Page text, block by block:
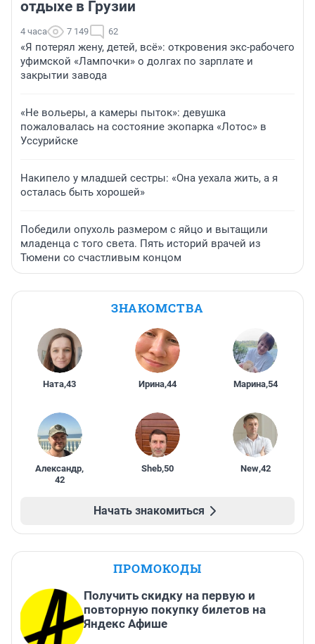
отдыхе в Грузии
4 часа 7 149 62
«Я потерял жену, детей, всё»: откровения экс-рабочего
уфимской «Лампочки» о долгах по зарплате и
закрытии завода
«Не вольеры, а камеры пыток»: девушка
пожаловалась на состояние экопарка «Лотос» в
Уссурийске
Накипело у младшей сестры: «Она уехала жить, а я
осталась быть хорошей»
Победили опухоль размером с яйцо и вытащили
младенца с того света. Пять историй врачей из
Тюмени со счастливым концом
ЗНАКОМСТВА
Ната,43 Ирина,44 Марина,54
Александр,
42
Sheb,50 New,42
Начать знакомиться
ПРОМОКОДЫ
Получить скидку на первую и
повторную покупку билетов на
Яндекс Афише